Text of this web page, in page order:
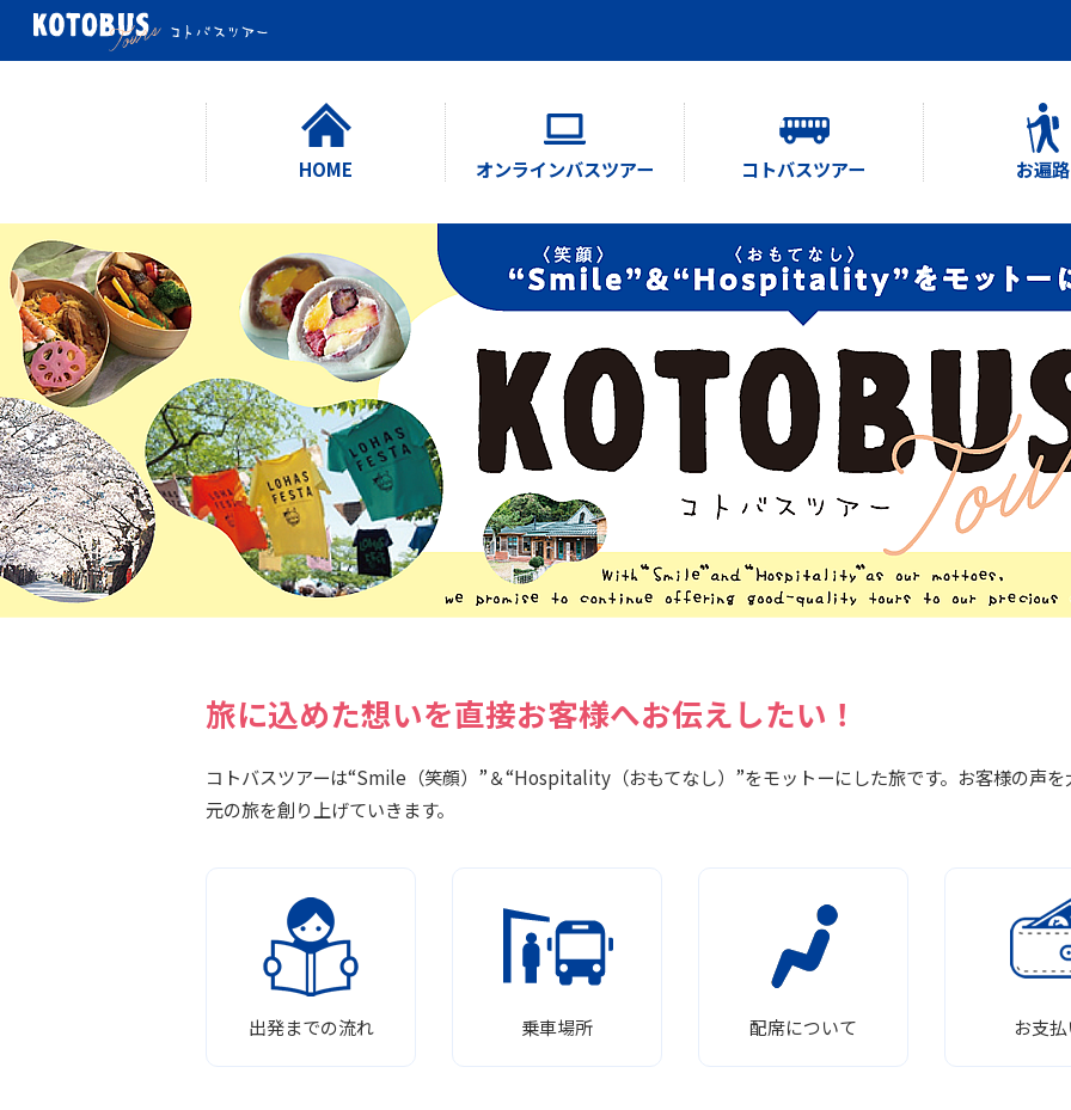
HOME オンラインバスツアー コトバスツアー お遍路
旅に込めた想いを直接お客様へお伝えしたい！
コトバスツアーは“Smile（笑顔）”＆“Hospitality（おもてなし）”をモットーにした旅です。お客様の声
元の旅を創り上げていきます。
出発までの流れ 乗車場所 配席について お支